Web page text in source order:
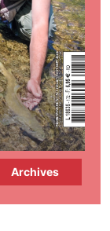
Archives